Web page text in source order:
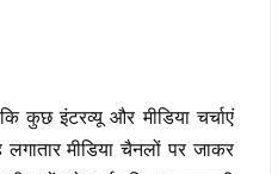
कुछ इंटरव्यू और मीडिया चर्चाएं
लगातार मीडिया चैनलों पर जाकर